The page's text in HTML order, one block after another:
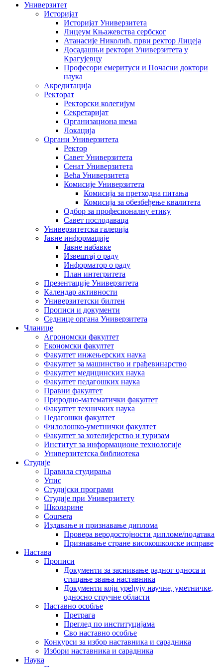
Универзитет
Историјат
Историјат Универзитета
Лицеум Књажевства сербског
Атанасије Николић, први ректор Лицеја
Досадашњи ректори Универзитета у
Крагујевцу
Професори емеритуси и Почасни доктори
наука
Акредитација
Ректорат
Ректорски колегијум
Секретаријат
Организациона шема
Локација
Органи Универзитета
Ректор
Савет Универзитета
Сенат Универзитета
Већа Универзитета
Комисије Универзитета
Комисија за претходна питања
Комисија за обезбеђење квалитета
Одбор за професионалну етику
Савет послодаваца
Универзитетска галерија
Јавне информације
Јавне набавке
Извештај о раду
Информатор о раду
План интегритета
Презентације Универзитета
Календар активности
Универзитетски билтен
Прописи и документи
Седнице органа Универзитета
Чланице
Агрономски факултет
Економски факултет
Факултет инжењерских наука
Факултет за машинство и грађевинарство
Факултет медицинских наука
Факултет педагошких наука
Правни факултет
Природно-математички факултет
Факултет техничких наука
Педагошки факултет
Филолошко-уметнички факултет
Факултет за хотелијерство и туризам
Институт за информационе технологије
Универзитетска библиотека
Студије
Правила студирања
Упис
Студијски програми
Студије при Универзитету
Школарине
Coursera
Издавање и признавање диплома
Провера веродостојности дипломе/података
Признавање стране високошколске исправе
Настава
Прописи
Документи за заснивање радног односа и
стицање звања наставника
Документи који уређују научне, уметничке,
односно стручне области
Наставно особље
Претрага
Преглед по институцијама
Сво наставно особље
Конкурси за избор наставника и сарадника
Избори наставника и сарадника
Наука